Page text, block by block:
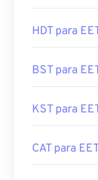
HDT para
BST para
KST para
CAT para